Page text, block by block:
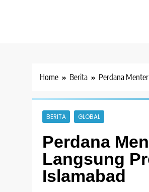
Home Berita Perdana
BERITA GLOBAL
Perdana
Langsung
Islamabad